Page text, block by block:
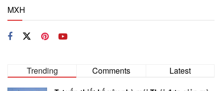
MXH
Trending Comments Latest